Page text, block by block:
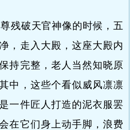
破天官神像的时候，五
，走入大殿，这座大殿内
持完整，老人当然知晓原
中，这些个看似威风凛凛
一件匠人打造的泥衣服罢
在它们身上动手脚，浪费